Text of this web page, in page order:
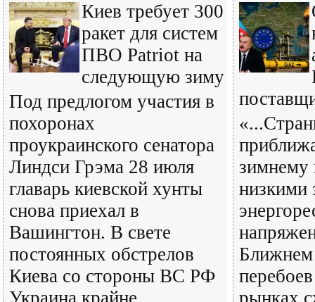
Киев требует 300
ракет для систем
ПВО Patriot на
следующую зиму
Под предлогом участия в
похоронах
проукраинского сенатора
Линдси Грэма 28 июля
главарь киевской хунты
снова приехал в
Вашингтон. В свете
постоянных обстрелов
Киева со стороны ВС РФ
Украина крайне
зимнему
низкими
Ближнем
рынках